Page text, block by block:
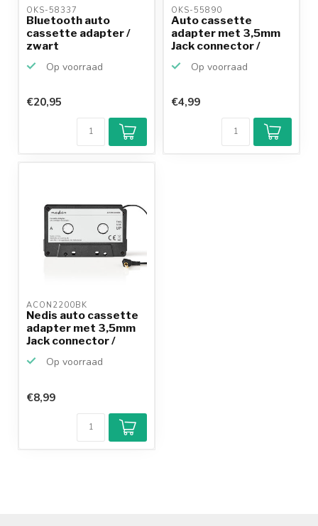
OKS-58337
Bluetooth auto
cassette adapter /
zwart
Op voorraad
€20,95
OKS-55890
Auto cassette
adapter met 3,5mm
Jack connector /
Op voorraad
€4,99
ACON2200BK
Nedis auto cassette
adapter met 3,5mm
Jack connector /
Op voorraad
€8,99